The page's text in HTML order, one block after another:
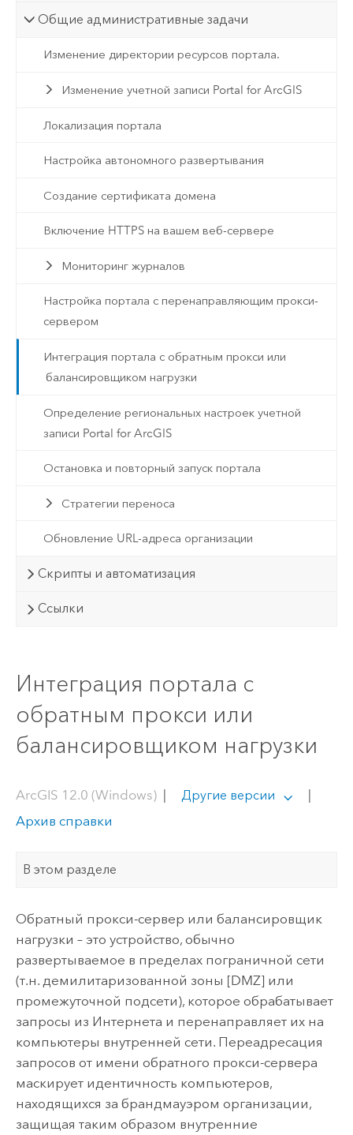
Общие административные задачи
Изменение директории ресурсов портала.
Изменение учетной записи Portal for ArcGIS
Локализация портала
Настройка автономного развертывания
Создание сертификата домена
Включение HTTPS на вашем веб-сервере
Мониторинг журналов
Настройка портала с перенаправляющим прокси-
сервером
Интеграция портала с обратным прокси или
балансировщиком нагрузки
Определение региональных настроек учетной
записи Portal for ArcGIS
Остановка и повторный запуск портала
Стратегии переноса
Обновление URL-адреса организации
Скрипты и автоматизация
Ссылки
Интеграция портала с
обратным прокси или
балансировщиком нагрузки
ArcGIS 12.0 (Windows)| Другие версии
Архив справки
В этом разделе
Обратный прокси-сервер или балансировщик
нагрузки – это устройство, обычно
развертываемое в пределах пограничной сети
(т.н. демилитаризованной зоны [DMZ] или
промежуточной подсети), которое обрабатывает
запросы из Интернета и перенаправляет их на
компьютеры внутренней сети. Переадресация
запросов от имени обратного прокси-сервера
маскирует идентичность компьютеров,
находящихся за брандмауэром организации,
защищая таким образом внутренние